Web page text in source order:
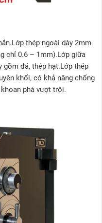
thép ngoài dày 2mm
chỉ 0.6 – 1mm).Lớp giữa
gồm đá, thép hạt.Lớp thép
khối, có khả năng chống
phá vượt trội.